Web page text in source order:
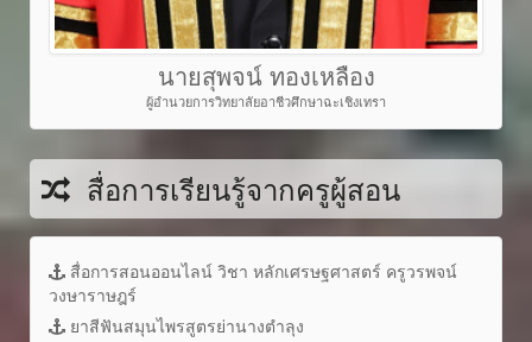
นายสุพจน์ ทองเหลือง
ผู้อำนวยการวิทยาลัยอาชีวศึกษาฉะเชิงเทรา
สื่อการเรียนรู้จากครูผู้สอน
สื่อการสอนออนไลน์ วิชา หลักเศรษฐศาสตร์ ครูวรพจน์
วงษาราษฎร์
ยาสีฟันสมุนไพรสูตรย่านางตำลุง